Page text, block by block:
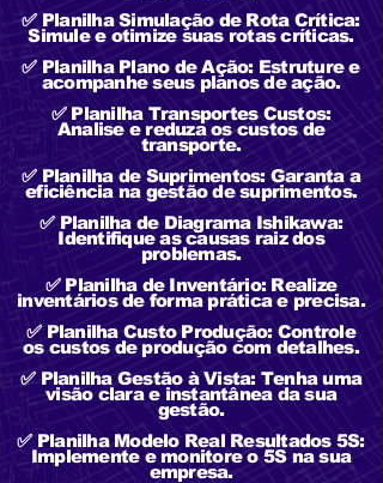
✅ Planilha Simulação de Rota Crítica:
Simule e otimize suas rotas críticas.
✅ Planilha Plano de Ação: Estruture e
acompanhe seus planos de ação.
✅ Planilha Transportes Custos:
Analise e reduza os custos de
transporte.
✅ Planilha de Suprimentos: Garanta a
eficiência na gestão de suprimentos.
✅ Planilha de Diagrama Ishikawa:
Identifique as causas raiz dos
problemas.
✅ Planilha de Inventário: Realize
inventários de forma prática e precisa.
✅ Planilha Custo Produção: Controle
os custos de produção com detalhes.
✅ Planilha Gestão à Vista: Tenha uma
visão clara e instantânea da sua
gestão.
✅ Planilha Modelo Real Resultados 5S:
Implemente e monitore o 5S na sua
empresa.